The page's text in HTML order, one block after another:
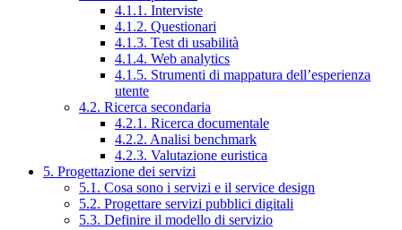
4.1.1. Interviste
4.1.2. Questionari
4.1.3. Test di usabilità
4.1.4. Web analytics
4.1.5. Strumenti di mappatura dell’esperienza
utente
4.2. Ricerca secondaria
4.2.1. Ricerca documentale
4.2.2. Analisi benchmark
4.2.3. Valutazione euristica
5. Progettazione dei servizi
5.1. Cosa sono i servizi e il service design
5.2. Progettare servizi pubblici digitali
5.3. Definire il modello di servizio